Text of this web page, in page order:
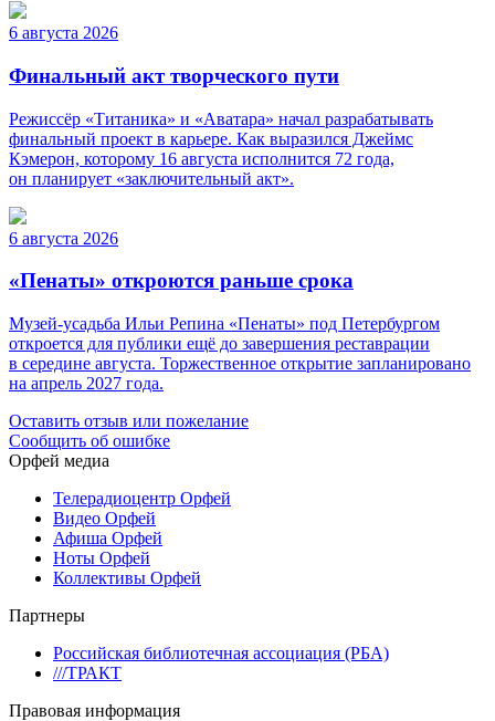
6 августа 2026
Финальный акт творческого пути
Режиссёр «Титаника» и «Аватара» начал разрабатывать
финальный проект в карьере. Как выразился Джеймс
Кэмерон, которому 16 августа исполнится 72 года,
он планирует «заключительный акт».
6 августа 2026
«Пенаты» откроются раньше срока
Музей-усадьба Ильи Репина «Пенаты» под Петербургом
откроется для публики ещё до завершения реставрации
в середине августа. Торжественное открытие запланировано
на апрель 2027 года.
Оставить отзыв или пожелание
Сообщить об ошибке
Орфей медиа
Телерадиоцентр Орфей
Видео Орфей
Афиша Орфей
Ноты Орфей
Коллективы Орфей
Партнеры
Российская библиотечная ассоциация (РБА)
///ТРАКТ
Правовая информация